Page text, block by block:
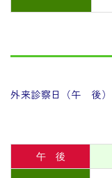
外来診察日（午 後）
午 後